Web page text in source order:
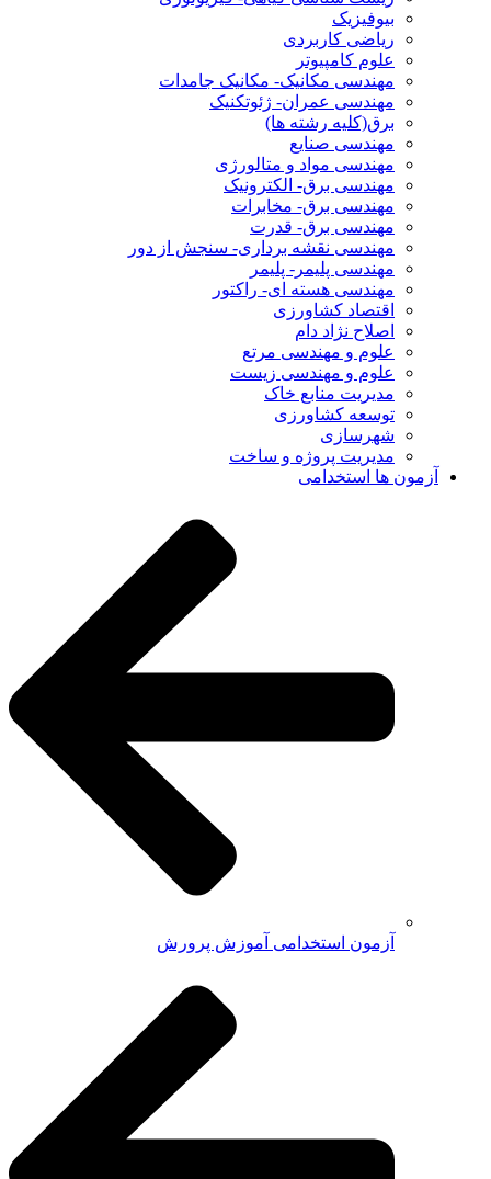
بیوفیزیک
ریاضی کاربردی
علوم کامپیوتر
مهندسی مکانیک- مکانیک جامدات
مهندسی عمران- ژئوتکنیک
برق(کلیه رشته ها)
مهندسی صنایع
مهندسی مواد و متالورژی
مهندسی برق- الکترونیک
مهندسی برق- مخابرات
مهندسی برق- قدرت
مهندسی نقشه برداری- سنجش از دور
مهندسی پلیمر- پلیمر
مهندسی هسته ای- راکتور
اقتصاد کشاورزی
اصلاح نژاد دام
علوم و مهندسی مرتع
علوم و مهندسی زیست
مدیریت منابع خاک
توسعه کشاورزی
شهرسازی
مدیریت پروژه و ساخت
آزمون ها استخدامی
آزمون استخدامی آموزش پرورش